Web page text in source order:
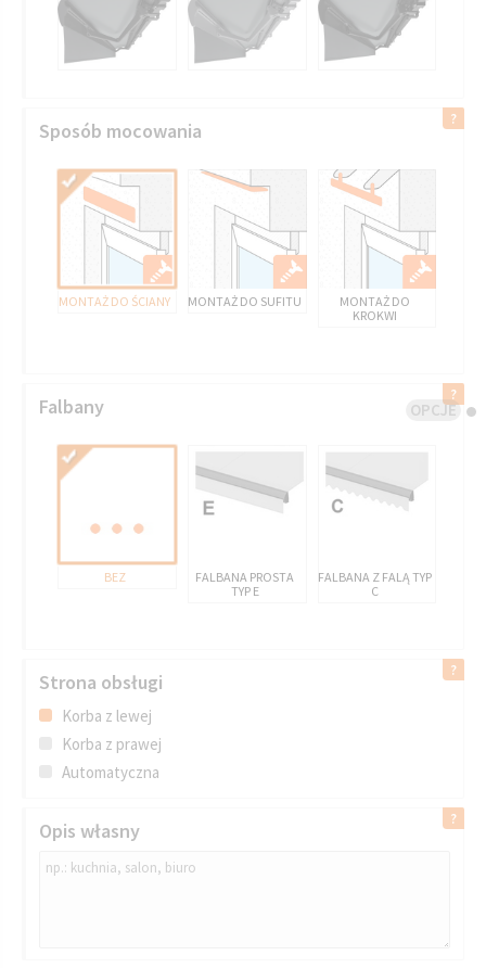
OPCJE
Sposób mocowania
MONTAŻ DO ŚCIANY MONTAŻ DO SUFITU
MONTAŻ DO
KROKWI
Falbany
BEZ
FALBANA PROSTA
TYP E
FALBANA Z FALĄ TYP
C
Strona obsługi
Korba z lewej
Korba z prawej
Automatyczna
Opis własny